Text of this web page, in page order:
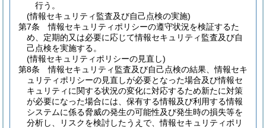
行う。
(情報セキュリティ監査及び自己点検の実施)
第7条
情報セキュリティポリシーの遵守状況を検証するた
め、定期的又は必要に応じて情報セキュリティ監査及び自
己点検を実施する。
(情報セキュリティポリシーの見直し)
第8条
情報セキュリティ監査及び自己点検の結果、情報セキ
ュリティポリシーの見直しが必要となった場合及び情報セ
キュリティに関する状況の変化に対応するため新たに対策
が必要になった場合には、保有する情報及び利用する情報
システムに係る脅威の発生の可能性及び発生時の損失等を
分析し、リスクを検討したうえで、情報セキュリティポリ